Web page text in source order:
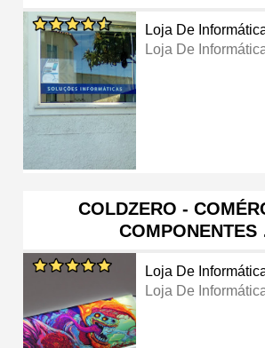
Loja De
Loja De
COLDZERO -
Loja De
Loja De